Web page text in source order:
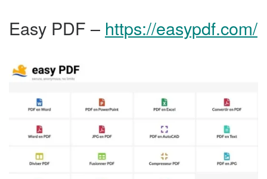
Easy PDF – https://easypdf.com/